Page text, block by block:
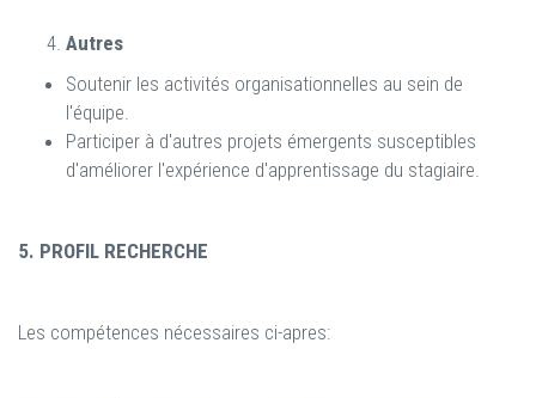
Autres
Soutenir les activités organisationnelles au sein de
l'équipe.
Participer à d'autres projets émergents susceptibles
d'améliorer l'expérience d'apprentissage du stagiaire.
5. PROFIL RECHERCHE
Les compétences nécessaires ci-apres: